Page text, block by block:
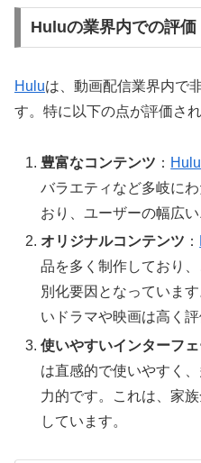
Huluの業界内での評価
Huluは、動画配信業界内で
す。特に以下の点が評価され
豊富なコンテンツ ： Hulu
バラエティなど多岐に
おり、ユーザーの幅広
オリジナルコンテンツ ：
品を多く制作しており
別化要因となっていま
いドラマや映画は高く評
使いやすいインターフ
は直感的で使いやすく
力的です。これは、家
しています。